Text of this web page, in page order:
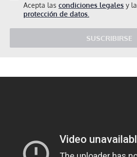
Acepta las condiciones legales y la
protección de datos.
SUSCRIBIRSE